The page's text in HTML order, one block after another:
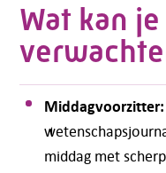
Wat kan
Middagvoorzitter:
middag met